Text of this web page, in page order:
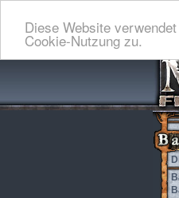
Diese Website
Cookie-Nutzung zu.